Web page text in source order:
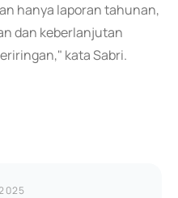
hanya laporan tahunan,
dan keberlanjutan
kata Sabri.